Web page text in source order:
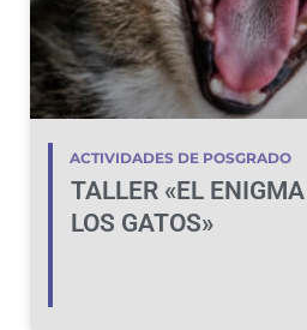
ACTIVIDADES DE POSGRADO
TALLER «EL
LOS GATOS»